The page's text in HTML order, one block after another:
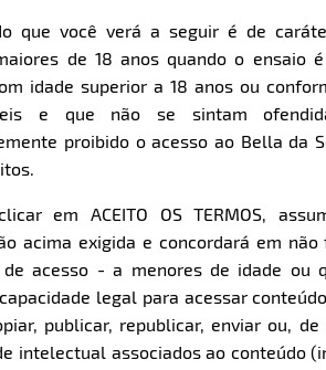
que você verá a seguir é de
de 18 anos quando o ensaio
idade superior a 18 anos ou
e que não se sintam
proibido o acesso ao Bella da
em ACEITO OS TERMOS,
acima exigida e concordará em
acesso - a menores de idade ou
legal para acessar
publicar, republicar, enviar ou,
intelectual associados ao conteúdo